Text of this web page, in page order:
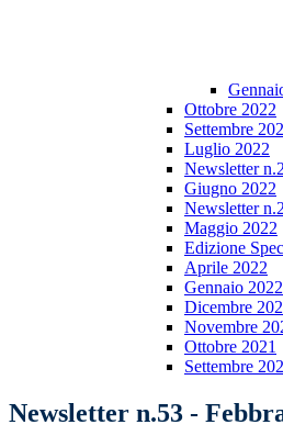
Ottobre 2022
Settembre
Luglio 2022
Newsletter
Giugno 2022
Newsletter
Maggio 2022
Edizione
Aprile 2022
Gennaio 2022
Dicembre
Novembre
Ottobre 2021
Settembre
Newsletter n.53 -